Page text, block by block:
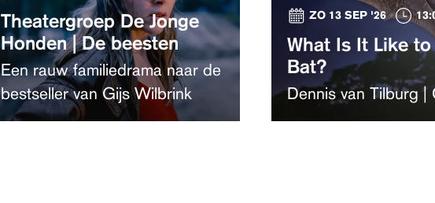
Theatergroep De Jonge
Honden | De beesten
Een rauw familiedrama naar de
bestseller van Gijs Wilbrink
ZO 13 SEP '26
What Is It Like
Bat?
Dennis van Tilburg |